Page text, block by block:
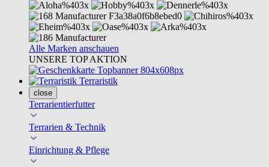
Alle Marken anschauen
UNSERE TOP AKTION
Terraristik
close
Terrarientierfutter
Terrarien & Technik
Einrichtung & Pflege